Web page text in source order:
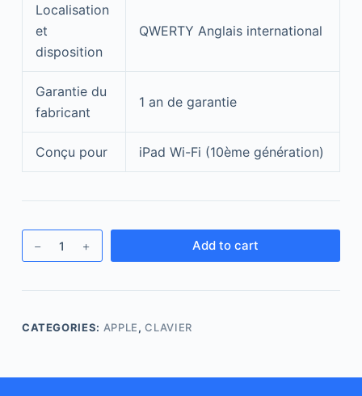
Localisation
et
disposition
QWERTY Anglais international
Garantie du
fabricant
1 an de garantie
Conçu pour iPad Wi-Fi (10ème génération)
Add to cart
CATEGORIES: APPLE,CLAVIER